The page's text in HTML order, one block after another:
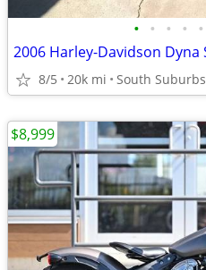
• • • • •
8/5 20k mi South Suburbs
$8,999